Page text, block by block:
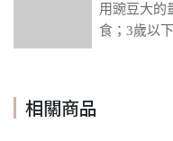
用豌豆大的
食；3歲以
相關商品